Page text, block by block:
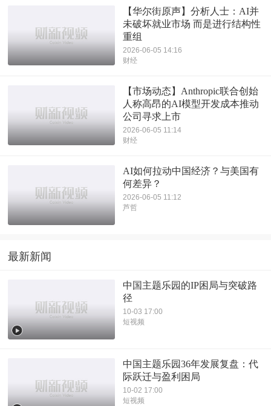
【华尔街原声】分析人士：AI并
未破坏就业市场 而是进行结构性
重组
2026-06-05 14:16
财经
【市场动态】Anthropic联合创始
人称高昂的AI模型开发成本推动
公司寻求上市
2026-06-05 11:14
财经
AI如何拉动中国经济？与美国有
何差异？
2026-06-05 11:12
芦哲
最新新闻
中国主题乐园的IP困局与突破路
径
10-03 17:00
短视频
中国主题乐园36年发展复盘：代
际跃迁与盈利困局
10-02 17:00
短视频